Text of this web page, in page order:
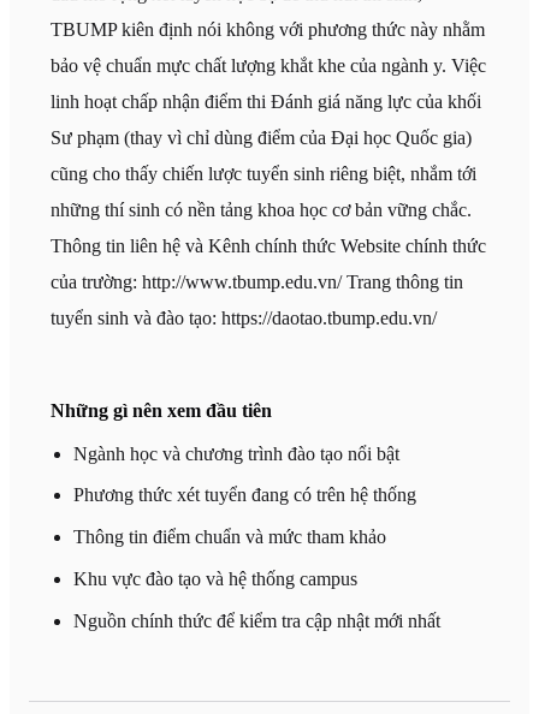
TBUMP kiên định nói không với phương thức này nhằm
bảo vệ chuẩn mực chất lượng khắt khe của ngành y. Việc
linh hoạt chấp nhận điểm thi Đánh giá năng lực của khối
Sư phạm (thay vì chỉ dùng điểm của Đại học Quốc gia)
cũng cho thấy chiến lược tuyển sinh riêng biệt, nhắm tới
những thí sinh có nền tảng khoa học cơ bản vững chắc.
Thông tin liên hệ và Kênh chính thức Website chính thức
của trường: http://www.tbump.edu.vn/ Trang thông tin
tuyển sinh và đào tạo: https://daotao.tbump.edu.vn/
Những gì nên xem đầu tiên
Ngành học và chương trình đào tạo nổi bật
Phương thức xét tuyển đang có trên hệ thống
Thông tin điểm chuẩn và mức tham khảo
Khu vực đào tạo và hệ thống campus
Nguồn chính thức để kiểm tra cập nhật mới nhất